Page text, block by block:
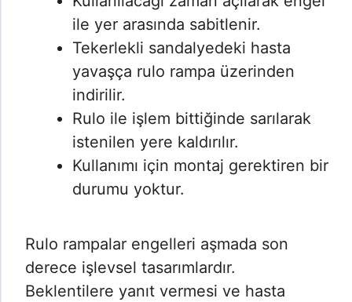
ile yer arasında sabitlenir.
Tekerlekli sandalyedeki hasta
yavaşça rulo rampa üzerinden
indirilir.
Rulo ile işlem bittiğinde sarılarak
istenilen yere kaldırılır.
Kullanımı için montaj gerektiren bir
durumu yoktur.
Rulo rampalar engelleri aşmada son
derece işlevsel tasarımlardır.
Beklentilere yanıt vermesi ve hasta